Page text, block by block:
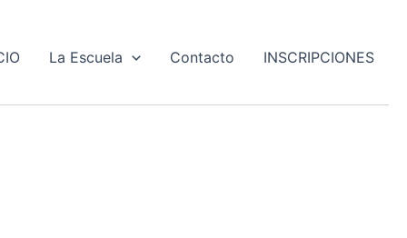
La Escuela Contacto INSCRIPCIONES